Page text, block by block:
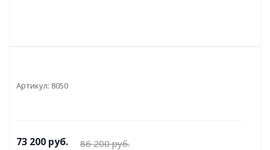
Артикул: 8050
73 200 руб. 86 200руб.